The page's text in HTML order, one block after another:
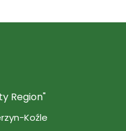
Region"
Koźle